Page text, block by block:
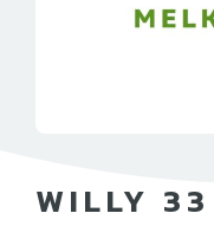
WILLY 33